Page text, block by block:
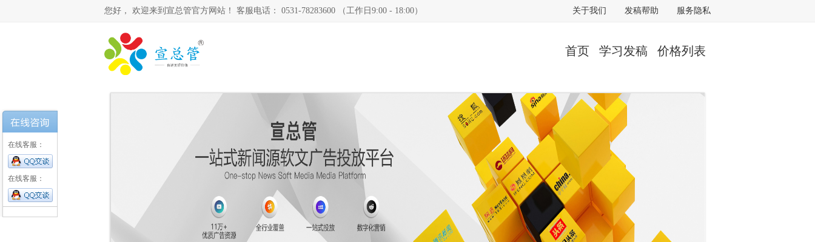
您好， 欢迎来到宣总管官方网站！ 客服电话： 0531-78283600 （工作日9:00 - 18:00） 关于我们 发稿帮助 服务隐私
首页 学习发稿 价格列表
在线客服：
在线客服：